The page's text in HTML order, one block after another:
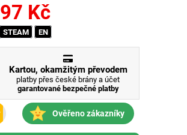
97 Kč
STEAM EN
Kartou, okamžitým převodem
platby přes české brány a účet
garantované bezpečné platby
Ověřeno zákazníky